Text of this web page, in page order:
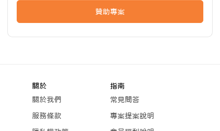
贊助專案
關於
關於我們
服務條款
指南
常見問答
專案提案說明